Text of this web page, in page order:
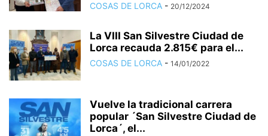
COSAS DE LORCA - 20/12/2024
La VIII San Silvestre Ciudad de
Lorca recauda 2.815€ para el...
COSAS DE LORCA - 14/01/2022
Vuelve la tradicional carrera
popular ´San Silvestre Ciudad de
Lorca´, el...